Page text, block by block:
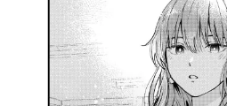
春アニメ
秋アニメ
男性声優/女性声優一覧